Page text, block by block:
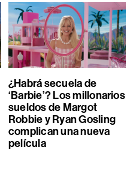
¿Habrá secuela de
‘Barbie’? Los millonarios
sueldos de Margot
Robbie y Ryan Gosling
complican una nueva
película